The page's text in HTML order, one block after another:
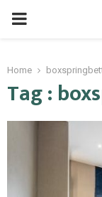
Home
Tag :